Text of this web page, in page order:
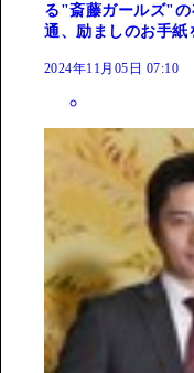
る"斎藤ガールズ"の
通、励ましのお手紙
2024年11月05日 07:10